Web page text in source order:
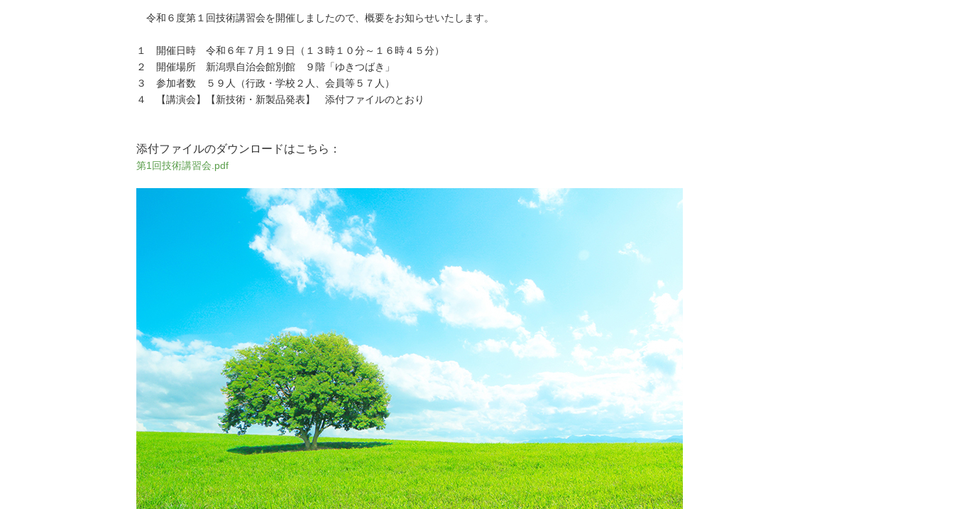
令和６度第１回技術講習会を開催しましたので、概要をお知らせいたします。
１ 開催日時 令和６年７月１９日（１３時１０分～１６時４５分）
２ 開催場所 新潟県自治会館別館 ９階「ゆきつばき」
３ 参加者数 ５９人（行政・学校２人、会員等５７人）
４ 【講演会】【新技術・新製品発表】 添付ファイルのとおり
添付ファイルのダウンロードはこちら：
第1回技術講習会.pdf